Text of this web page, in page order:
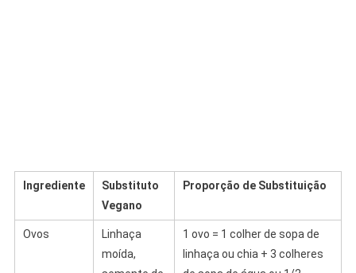
Ingrediente
Substituto
Vegano
Proporção de Substituição
Ovos
Linhaça
moída,
1 ovo = 1 colher de sopa de
linhaça ou chia + 3 colheres